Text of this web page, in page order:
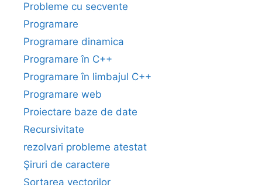
Probleme cu secvente
Programare
Programare dinamica
Programare în C++
Programare în limbajul C++
Programare web
Proiectare baze de date
Recursivitate
rezolvari probleme atestat
Şiruri de caractere
Sortarea vectorilor